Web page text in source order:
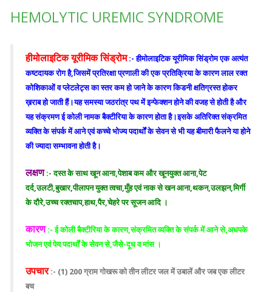
HEMOLYTIC UREMIC SYNDROME
हीमोलाइटिक यूरीमिक सिंड्रोम :- हीमोलाइटिक यूरीमिक सिंड्रोम एक अत्यंत
कष्टदायक रोग है,जिसमें प्रतिरक्षा प्रणाली की एक प्रतिक्रिया के कारण लाल रक्त
कोशिकाओं व प्लेटलेट्स का स्तर कम हो जाने के कारण किडनी क्षतिग्रस्त होकर
ख़राब हो जाती हैं।यह समस्या जठरांत्र पथ में इन्फेक्शन होने की वजह से होती है और
यह संक्रमण ई कोली नामक बैक्टीरिया के कारण होता है।इसके अतिरिक्त संक्रमित
व्यक्ति के संपर्क में आने एवं कच्चे भोज्य पदार्थों के सेवन से भी यह बीमारी फैलने या होने
की ज्यादा सम्भावना होती है।
लक्षण :- दस्त के साथ खून आना,पेशाब कम और खूनयुक्त आना,पेट
दर्द,उलटी,बुखार,पीलापन युक्त त्वचा,मुँह एवं नाक से खन आना,थकन,उलझन,मिर्गी
के दौरे,उच्च रक्तचाप,हाथ,पैर,चेहरे पर सूजन आदि ।
कारण :- ई कोली बैक्टीरिया के कारण,संक्रमित व्यक्ति के संपर्क में आने से,अधपके
भोजन एवं पेय पदार्थों के सेवन से,जैसे-दूध व मांस ।
उपचार:- (1) 200 ग्राम गोखरू को तीन लीटर जल में उबालें और जब एक लीटर
बच